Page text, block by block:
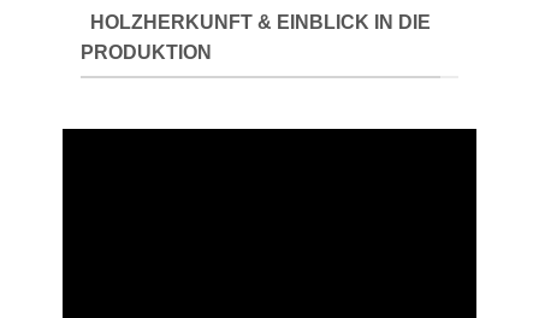
HOLZHERKUNFT & EINBLICK IN DIE
PRODUKTION